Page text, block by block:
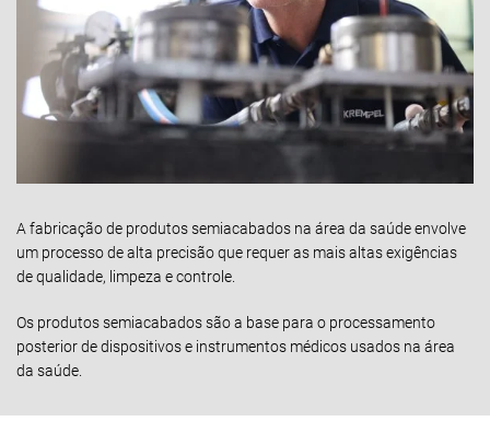
A fabricação de produtos semiacabados na área da saúde envolve
um processo de alta precisão que requer as mais altas exigências
de qualidade, limpeza e controle.
Os produtos semiacabados são a base para o processamento
posterior de dispositivos e instrumentos médicos usados na área
da saúde.